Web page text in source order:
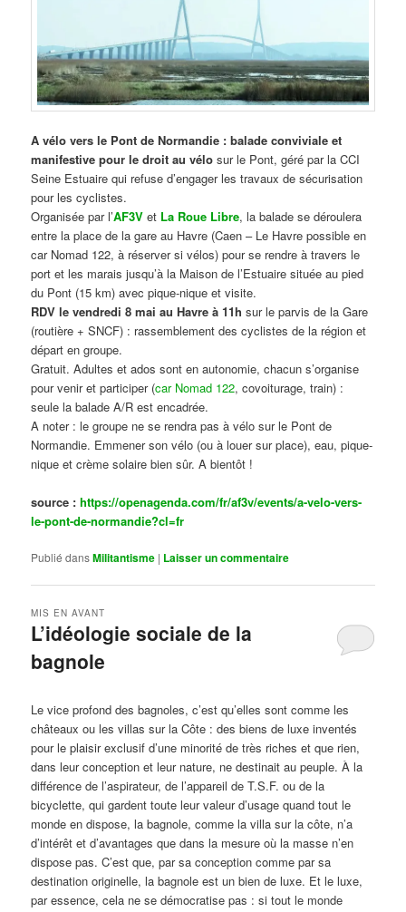
A vélo vers le Pont de Normandie : balade conviviale et
manifestive pour le droit au vélo sur le Pont, géré par la CCI
Seine Estuaire qui refuse d’engager les travaux de sécurisation
pour les cyclistes.
Organisée par l’AF3V et La Roue Libre, la balade se déroulera
entre la place de la gare au Havre (Caen – Le Havre possible en
car Nomad 122, à réserver si vélos) pour se rendre à travers le
port et les marais jusqu’à la Maison de l’Estuaire située au pied
du Pont (15 km) avec pique-nique et visite.
RDV le vendredi 8 mai au Havre à 11h sur le parvis de la Gare
(routière + SNCF) : rassemblement des cyclistes de la région et
départ en groupe.
Gratuit. Adultes et ados sont en autonomie, chacun s’organise
pour venir et participer (car Nomad 122, covoiturage, train) :
seule la balade A/R est encadrée.
A noter : le groupe ne se rendra pas à vélo sur le Pont de
Normandie. Emmener son vélo (ou à louer sur place), eau, pique-
nique et crème solaire bien sûr. A bientôt !
source :https://openagenda.com/fr/af3v/events/a-velo-vers-
le-pont-de-normandie?cl=fr
Publié dansMilitantisme | Laisser un commentaire
L’idéologie sociale de la
bagnole
MIS EN AVANT
Le vice profond des bagnoles, c’est qu’elles sont comme les
châteaux ou les villas sur la Côte : des biens de luxe inventés
pour le plaisir exclusif d’une minorité de très riches et que rien,
dans leur conception et leur nature, ne destinait au peuple. À la
différence de l’aspirateur, de l’appareil de T.S.F. ou de la
bicyclette, qui gardent toute leur valeur d’usage quand tout le
monde en dispose, la bagnole, comme la villa sur la côte, n’a
d’intérêt et d’avantages que dans la mesure où la masse n’en
dispose pas. C’est que, par sa conception comme par sa
destination originelle, la bagnole est un bien de luxe. Et le luxe,
par essence, cela ne se démocratise pas : si tout le monde